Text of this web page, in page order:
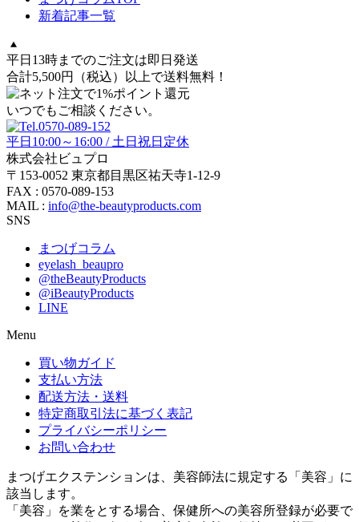
新着記事一覧
平日13時までのご注文は即日発送
合計5,500円
（税込） 以上で送料無料！
いつでもご相談ください。
平日10:00～16:00 / 土日祝日定休
株式会社ビュプロ
〒153-0052 東京都目黒区祐天寺1-12-9
FAX : 0570-089-153
MAIL : info@the-beautyproducts.com
SNS
まつげコラム
eyelash_beaupro
@theBeautyProducts
@iBeautyProducts
LINE
Menu
買い物ガイド
支払い方法
配送方法・送料
特定商取引法に基づく表記
プライバシーポリシー
お問い合わせ
まつげエクステンションは、美容師法に規定する「美容」に
該当します。
「美容」を業をとする場合、保健所への美容所登録が必要で